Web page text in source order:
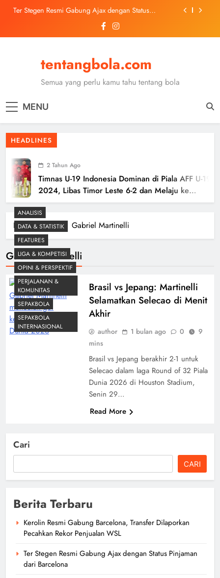
SkipTer Stegen Resmi Gabung Ajax dengan Status
Trabzonspor Mulai Negosiasi Mohamed Salah, Tes
Medis Dijadwalkan 5 Agustus
2026, Siap Tatap Putaran Provinsi
Kerolin Resmi Gabung Barcelona, Transfer
Dilaporkan Pecahkan Rekor Penjualan WSL
Pinjaman dari Barcelona
Trabzonspor Mulai Negosiasi Mohamed Salah, Tes
Medis Dijadwalkan 5 Agustus
Malang United U-13 Juara Piala Soeratin Kota Malang
2026, Siap Tatap Putaran Provinsi
tentangbola.com
Semua yang perlu kamu tahu tentang bola
MENU
HEADLINES
2 Tahun Ago
Timnas U-19 Indonesia Dominan di Piala AFF U-19
2024, Libas Timor Leste 6-2 dan Melaju ke
Semifinal
Home Blog Gabriel Martinelli
Gabriel Martinelli
ANALISIS
DATA & STATISTIK
FEATURES
LIGA & KOMPETISI
OPINI & PERSPEKTIF
PERJALANAN &
KOMUNITAS
SEPAKBOLA
SEPAKBOLA
INTERNASIONAL
Brasil vs Jepang: Martinelli
Selamatkan Selecao di Menit
Akhir
author 1 bulan ago 0
9
mins
Brasil vs Jepang berakhir 2-1 untuk
Selecao dalam laga Round of 32 Piala
Dunia 2026 di Houston Stadium,
Senin 29…
Read More
Cari
CARI
Berita Terbaru
Kerolin Resmi Gabung Barcelona, Transfer Dilaporkan
Pecahkan Rekor Penjualan WSL
Ter Stegen Resmi Gabung Ajax dengan Status Pinjaman
dari Barcelona